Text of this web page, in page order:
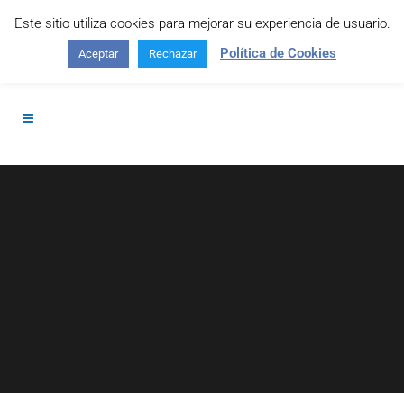
Contáctanos: +34 645 295 966
Este sitio utiliza cookies para mejorar su experiencia de usuario.
Aceptar Rechazar Política de Cookies